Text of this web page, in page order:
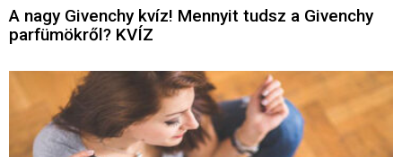
A nagy Givenchy kvíz! Mennyit tudsz a Givenchy
parfümökről? KVÍZ